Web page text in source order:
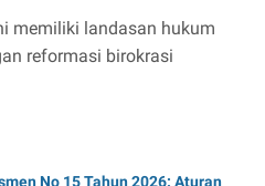
memiliki landasan hukum
reformasi birokrasi
No 15 Tahun 2026: Aturan